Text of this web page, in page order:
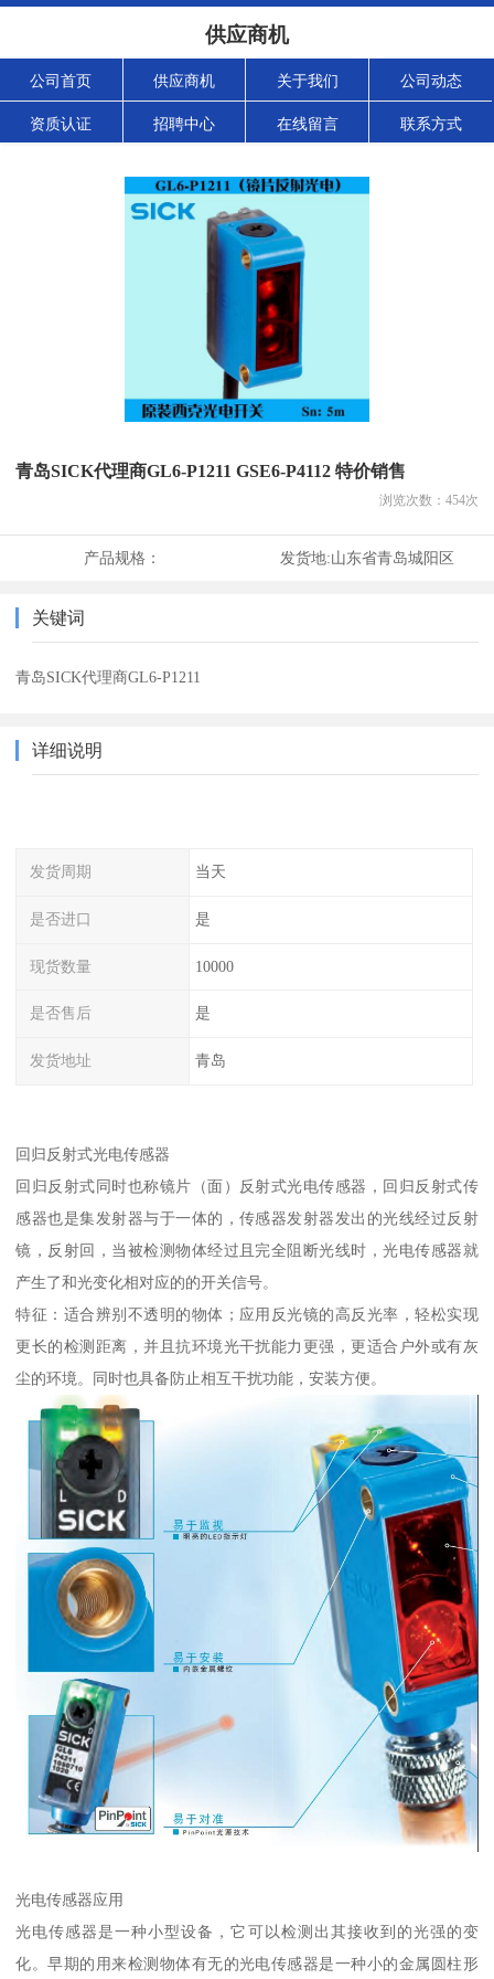
供应商机
公司首页 供应商机 关于我们 公司动态
资质认证 招聘中心 在线留言 联系方式
青岛SICK代理商GL6-P1211 GSE6-P4112 特价销售
浏览次数： 454次
产品规格： 发货地:山东省青岛城阳区
关键词
青岛SICK代理商GL6-P1211
详细说明
发货周期 当天
是否进口 是
现货数量 10000
是否售后 是
发货地址 青岛
回归反射式光电传感器
回归反射式同时也称镜片（面）反射式光电传感器，回归反射式传
感器也是集发射器与于一体的，传感器发射器发出的光线经过反射
镜，反射回，当被检测物体经过且完全阻断光线时，光电传感器就
产生了和光变化相对应的的开关信号。
特征：适合辨别不透明的物体；应用反光镜的高反光率，轻松实现
更长的检测距离，并且抗环境光干扰能力更强，更适合户外或有灰
尘的环境。同时也具备防止相互干扰功能，安装方便。
光电传感器应用
光电传感器是一种小型设备，它可以检测出其接收到的光强的变
化。早期的用来检测物体有无的光电传感器是一种小的金属圆柱形